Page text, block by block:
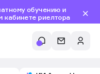
обучению и
кабинете риелтора